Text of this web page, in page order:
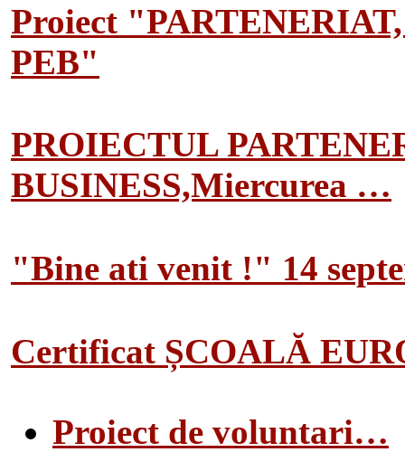
Proiect
PEB"
PROIECTUL
BUSINESS,Miercurea …
"Bine ati venit !" 14
Certificat ȘCOALĂ
Proiect de voluntari…